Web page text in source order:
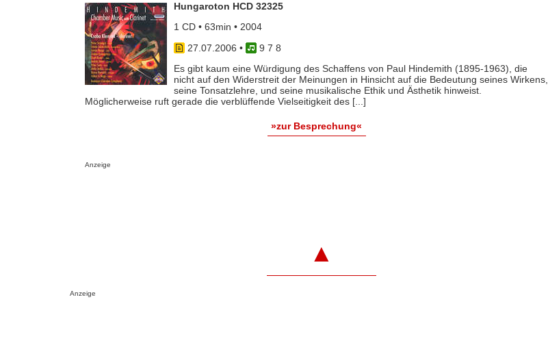
Hungaroton HCD 32325
1 CD • 63min • 2004
27.07.2006 •
9 7 8
Es gibt kaum eine Würdigung des Schaffens von Paul Hindemith (1895-1963), die
nicht auf den Widerstreit der Meinungen in Hinsicht auf die Bedeutung seines Wirkens,
seine Tonsatzlehre, und seine musikalische Ethik und Ästhetik hinweist.
Möglicherweise ruft gerade die verblüffende Vielseitigkeit des [...]
»zur Besprechung«
Anzeige
▲
Anzeige